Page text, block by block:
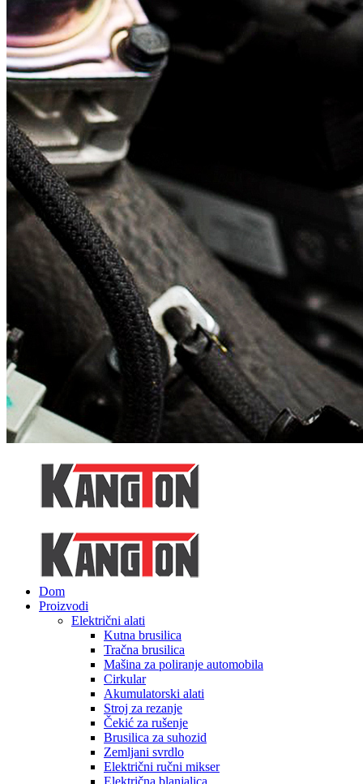
Dom
Proizvodi
Električni alati
Kutna brusilica
Tračna brusilica
Mašina za poliranje automobila
Cirkular
Akumulatorski alati
Stroj za rezanje
Čekić za rušenje
Brusilica za suhozid
Zemljani svrdlo
Električni ručni mikser
Električna blanjalica